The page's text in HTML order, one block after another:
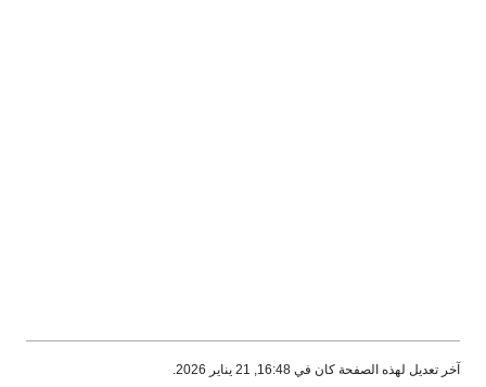
آخر تعديل لهذه الصفحة كان في 16:48, 21 يناير 2026.